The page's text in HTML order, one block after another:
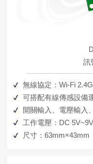
訊
無線協定：Wi-Fi 2.4G
可搭配有線傳感設備
開關輸入、電壓輸入
工作電壓：DC 5V~9V
尺寸：63mm×43mm